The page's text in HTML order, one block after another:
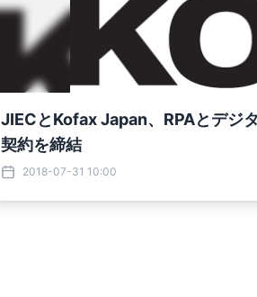
JIECとKofax Japan、RPAとデジ
契約を締結
2018-07-31 10:00